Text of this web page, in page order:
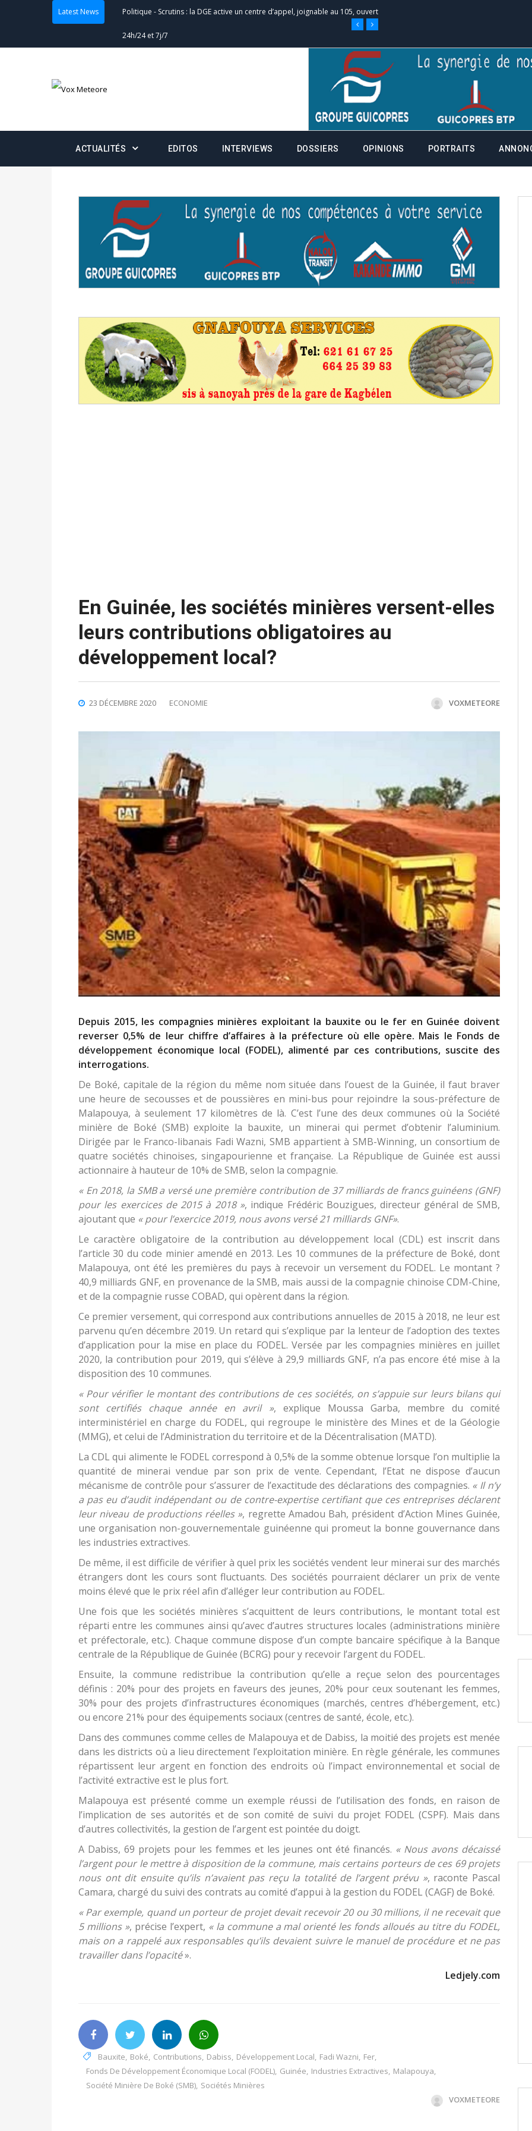
Latest News Actualités-Double scrutin du 31 mai : fin des campagnes ce jeudi 28 mai à
minuit
Communiqué relatif à la délivrance de la fiche de procuration
Convocation des membres des Commissions Administratives de
Centralisation des Votes (CACV) à une prestation de serment et à une
formation
Politique Candidats : désignez vos représentants aux CACV (centralisation
Politique Double scrutin du 31 mai : retrait des cartes d’électeurs possible
du 16 au 31 mai 2026
Politique Délégués de bureaux de vote : vos informations à transmettre
avant le 16 mai 2026 à 16h
statistiques des législatives et communales : ce 4 juin à 18h
Politique-Suite de la publication des résultats partiels des élections de mai
ce 03 juin à 14h
Politique-Suite de la publication des résultats partiels des élections de mai
ACTUALITÉS EDITOS INTERVIEWS DOSSIERS OPINIONS PORTRAITS
En Guinée, les sociétés minières versent-elles
leurs contributions obligatoires au
développement local?
23 DÉCEMBRE 2020 ECONOMIE VOXMETEORE
Depuis 2015, les compagnies minières exploitant la bauxite ou le fer en Guinée doivent
reverser 0,5% de leur chiffre d’affaires à la préfecture où elle opère. Mais le Fonds de
développement économique local (FODEL), alimenté par ces contributions, suscite des
interrogations.
De Boké, capitale de la région du même nom située dans l’ouest de la Guinée, il faut braver
une heure de secousses et de poussières en mini-bus pour rejoindre la sous-préfecture de
Malapouya, à seulement 17 kilomètres de là. C’est l’une des deux communes où la Société
minière de Boké (SMB) exploite la bauxite, un minerai qui permet d’obtenir l’aluminium.
Dirigée par le Franco-libanais Fadi Wazni, SMB appartient à SMB-Winning, un consortium de
quatre sociétés chinoises, singapourienne et française. La République de Guinée est aussi
actionnaire à hauteur de 10% de SMB, selon la compagnie.
« En 2018, la SMB a versé une première contribution de 37 milliards de francs guinéens (GNF)
pour les exercices de 2015 à 2018 », indique Frédéric Bouzigues, directeur général de SMB,
ajoutant que « pour l’exercice 2019, nous avons versé 21 milliards GNF».
Le caractère obligatoire de la contribution au développement local (CDL) est inscrit dans
l’article 30 du code minier amendé en 2013. Les 10 communes de la préfecture de Boké, dont
Malapouya, ont été les premières du pays à recevoir un versement du FODEL. Le montant ?
40,9 milliards GNF, en provenance de la SMB, mais aussi de la compagnie chinoise CDM-Chine,
et de la compagnie russe COBAD, qui opèrent dans la région.
Ce premier versement, qui correspond aux contributions annuelles de 2015 à 2018, ne leur est
parvenu qu’en décembre 2019. Un retard qui s’explique par la lenteur de l’adoption des textes
d’application pour la mise en place du FODEL. Versée par les compagnies minières en juillet
2020, la contribution pour 2019, qui s’élève à 29,9 milliards GNF, n’a pas encore été mise à la
disposition des 10 communes.
« Pour vérifier le montant des contributions de ces sociétés, on s’appuie sur leurs bilans qui
sont certifiés chaque année en avril », explique Moussa Garba, membre du comité
interministériel en charge du FODEL, qui regroupe le ministère des Mines et de la Géologie
(MMG), et celui de l’Administration du territoire et de la Décentralisation (MATD).
La CDL qui alimente le FODEL correspond à 0,5% de la somme obtenue lorsque l’on multiplie la
quantité de minerai vendue par son prix de vente. Cependant, l’Etat ne dispose d’aucun
mécanisme de contrôle pour s’assurer de l’exactitude des déclarations des compagnies. « Il n’y
a pas eu d’audit indépendant ou de contre-expertise certifiant que ces entreprises déclarent
leur niveau de productions réelles », regrette Amadou Bah, président d’Action Mines Guinée,
une organisation non-gouvernementale guinéenne qui promeut la bonne gouvernance dans
les industries extractives.
De même, il est difficile de vérifier à quel prix les sociétés vendent leur minerai sur des marchés
étrangers dont les cours sont fluctuants. Des sociétés pourraient déclarer un prix de vente
moins élevé que le prix réel afin d’alléger leur contribution au FODEL.
Une fois que les sociétés minières s’acquittent de leurs contributions, le montant total est
réparti entre les communes ainsi qu’avec d’autres structures locales (administrations minière
et préfectorale, etc.). Chaque commune dispose d’un compte bancaire spécifique à la Banque
centrale de la République de Guinée (BCRG) pour y recevoir l’argent du FODEL.
Ensuite, la commune redistribue la contribution qu’elle a reçue selon des pourcentages
définis : 20% pour des projets en faveurs des jeunes, 20% pour ceux soutenant les femmes,
30% pour des projets d’infrastructures économiques (marchés, centres d’hébergement, etc.)
ou encore 21% pour des équipements sociaux (centres de santé, école, etc.).
Dans des communes comme celles de Malapouya et de Dabiss, la moitié des projets est menée
dans les districts où a lieu directement l’exploitation minière. En règle générale, les communes
répartissent leur argent en fonction des endroits où l’impact environnemental et social de
l’activité extractive est le plus fort.
Malapouya est présenté comme un exemple réussi de l’utilisation des fonds, en raison de
l’implication de ses autorités et de son comité de suivi du projet FODEL (CSPF). Mais dans
d’autres collectivités, la gestion de l’argent est pointée du doigt.
A Dabiss, 69 projets pour les femmes et les jeunes ont été financés. « Nous avons décaissé
l’argent pour le mettre à disposition de la commune, mais certains porteurs de ces 69 projets
nous ont dit ensuite qu’ils n’avaient pas reçu la totalité de l’argent prévu », raconte Pascal
Camara, chargé du suivi des contrats au comité d’appui à la gestion du FODEL (CAGF) de Boké.
« Par exemple, quand un porteur de projet devait recevoir 20 ou 30 millions, il ne recevait que
5 millions », précise l’expert, « la commune a mal orienté les fonds alloués au titre du FODEL,
mais on a rappelé aux responsables qu’ils devaient suivre le manuel de procédure et ne pas
travailler dans l’opacité».
Ledjely.com
Bauxite, Boké, Contributions, Dabiss, Développement Local, Fadi Wazni, Fer,
Fonds De Développement Économique Local (FODEL), Guinée, Industries Extractives, Malapouya,
Société Minière De Boké (SMB), Sociétés Minières
VOXMETEORE